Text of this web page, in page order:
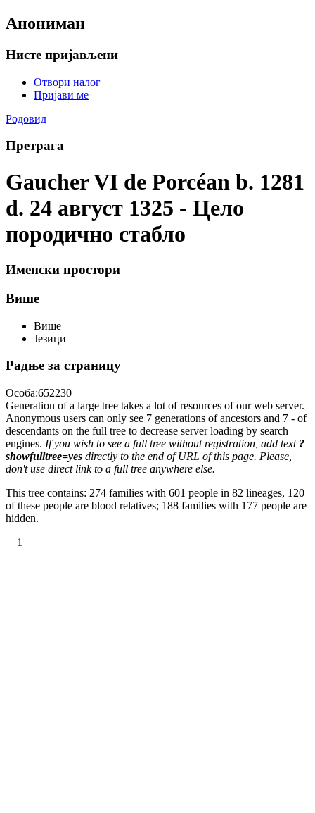
Анониман
Нисте пријављени
Отвори налог
Пријави ме
Родовид
Претрага
Gaucher VI de Porcéan b. 1281
d. 24 август 1325 - Цело
породично стабло
Именски простори
Више
Више
Језици
Радње за страницу
Особа:652230
Generation of a large tree takes a lot of resources of our web server.
Anonymous users can only see 7 generations of ancestors and 7 - of
descendants on the full tree to decrease server loading by search
engines. If you wish to see a full tree without registration, add text ?
showfulltree=yes directly to the end of URL of this page. Please,
don't use direct link to a full tree anywhere else.
This tree contains: 274 families with 601 people in 82 lineages, 120
of these people are blood relatives; 188 families with 177 people are
hidden.
1